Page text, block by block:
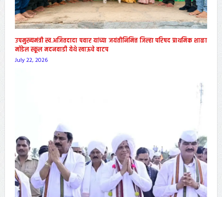
उपमुख्यमंत्री स्व.अजितदादा पवार यांच्या जयंतीनिमित्त जिल्हा परिषद प्राथमिक शाळा
मॉडेल स्कूल मदनवाडी येथे खाऊचे वाटप
July 22, 2026